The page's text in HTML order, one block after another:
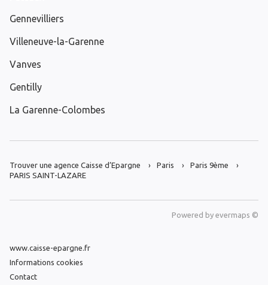
Gennevilliers
Villeneuve-la-Garenne
Vanves
Gentilly
La Garenne-Colombes
Trouver une agence Caisse d’Epargne Paris
Paris 9ème
PARIS SAINT-LAZARE
Powered by evermaps ©
www.caisse-epargne.fr
Informations cookies
Contact